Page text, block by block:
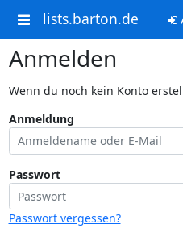
lists.barton.de
Anmelden
Wenn du noch kein Konto
Anmeldung
Passwort
Passwort vergessen?